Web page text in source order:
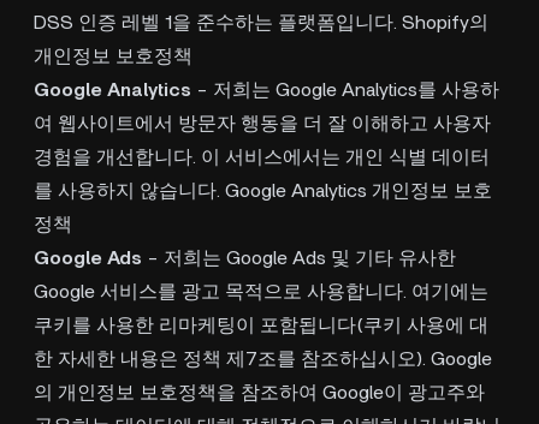
DSS 인증 레벨 1을 준수하는 플랫폼입니다. Shopify의
개인정보 보호정책
Google Analytics - 저희는 Google Analytics를 사용하
여 웹사이트에서 방문자 행동을 더 잘 이해하고 사용자
경험을 개선합니다. 이 서비스에서는 개인 식별 데이터
를 사용하지 않습니다. Google Analytics 개인정보 보호
정책
Google Ads - 저희는 Google Ads 및 기타 유사한
Google 서비스를 광고 목적으로 사용합니다. 여기에는
쿠키를 사용한 리마케팅이 포함됩니다(쿠키 사용에 대
한 자세한 내용은 정책 제7조를 참조하십시오). Google
의 개인정보 보호정책을 참조하여 Google이 광고주와